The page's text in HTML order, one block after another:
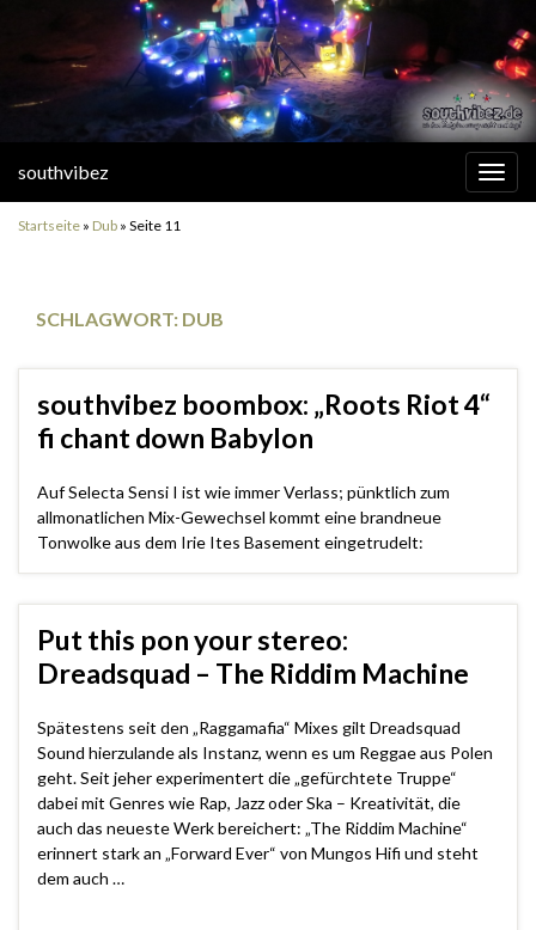
southvibez
Startseite » Dub » Seite 11
SCHLAGWORT: DUB
southvibez boombox: „Roots Riot 4“
fi chant down Babylon
Auf Selecta Sensi I ist wie immer Verlass; pünktlich zum
allmonatlichen Mix-Gewechsel kommt eine brandneue
Tonwolke aus dem Irie Ites Basement eingetrudelt:
Put this pon your stereo:
Dreadsquad – The Riddim Machine
Spätestens seit den „Raggamafia“ Mixes gilt Dreadsquad
Sound hierzulande als Instanz, wenn es um Reggae aus Polen
geht. Seit jeher experimentert die „gefürchtete Truppe“
dabei mit Genres wie Rap, Jazz oder Ska – Kreativität, die
auch das neueste Werk bereichert: „The Riddim Machine“
erinnert stark an „Forward Ever“ von Mungos Hifi und steht
dem auch …